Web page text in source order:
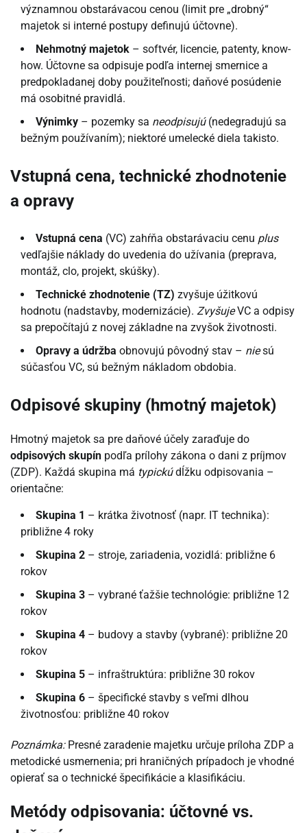
významnou obstarávacou cenou (limit pre „drobný“
majetok si interné postupy definujú účtovne).
Nehmotný majetok – softvér, licencie, patenty, know-
how. Účtovne sa odpisuje podľa internej smernice a
predpokladanej doby použiteľnosti; daňové posúdenie
má osobitné pravidlá.
Výnimky – pozemky sa neodpisujú(nedegradujú sa
bežným používaním); niektoré umelecké diela takisto.
Vstupná cena, technické zhodnotenie
a opravy
Vstupná cena (VC) zahŕňa obstarávaciu cenu plus
vedľajšie náklady do uvedenia do užívania (preprava,
montáž, clo, projekt, skúšky).
Technické zhodnotenie (TZ) zvyšuje úžitkovú
hodnotu (nadstavby, modernizácie). ZvyšujeVC a odpisy
sa prepočítajú z novej základne na zvyšok životnosti.
Opravy a údržba obnovujú pôvodný stav – niesú
súčasťou VC, sú bežným nákladom obdobia.
Odpisové skupiny (hmotný majetok)
Hmotný majetok sa pre daňové účely zaraďuje do
odpisových skupín podľa prílohy zákona o dani z príjmov
(ZDP). Každá skupina má typickúdĺžku odpisovania –
orientačne:
Skupina 1 – krátka životnosť (napr. IT technika):
približne 4 roky
Skupina 2 – stroje, zariadenia, vozidlá: približne 6
rokov
Skupina 3 – vybrané ťažšie technológie: približne 12
rokov
Skupina 4 – budovy a stavby (vybrané): približne 20
rokov
Skupina 5 – infraštruktúra: približne 30 rokov
Skupina 6 – špecifické stavby s veľmi dlhou
životnosťou: približne 40 rokov
Poznámka:Presné zaradenie majetku určuje príloha ZDP a
metodické usmernenia; pri hraničných prípadoch je vhodné
opierať sa o technické špecifikácie a klasifikáciu.
Metódy odpisovania: účtovné vs.